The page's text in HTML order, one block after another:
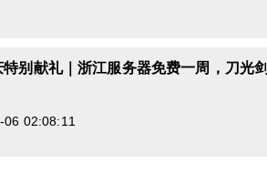
特别献礼｜浙江服务器免费一周，刀光剑
06 02:08:11